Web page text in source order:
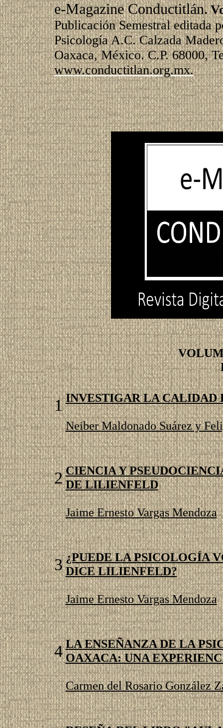
e-Magazine Conductitlán.
Publicación Semestral editada
Psicología A.C. Calzada
Oaxaca, México. C.P. 68000,
www.conductitlan.org.mx.
1 INVESTIGAR LA CALIDAD
Neiber Maldonado Suárez y
2 CIENCIA Y
DE LILIENFELD
Jaime Ernesto Vargas Mendoza
3 ¿PUEDE LA PSICOLOGÍA
DICE LILIENFELD?
Jaime Ernesto Vargas Mendoza
4 LA ENSEÑANZA DE LA
OAXACA: UNA
Carmen del Rosario González